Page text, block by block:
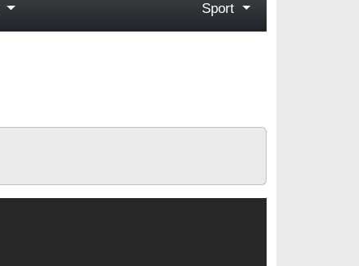
Sport